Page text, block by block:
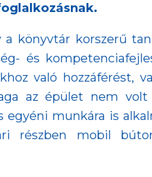
könyvtár korszerű
és
való hozzáférést,
az épület nem
munkára is
részben mobil